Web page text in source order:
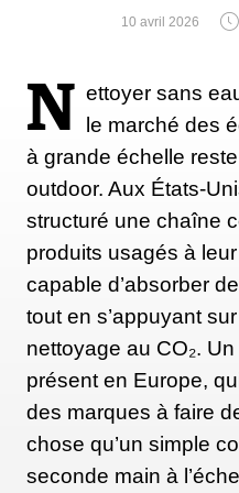
Volume du chaussant :
Poids :1 380 grammes
Tailles :22/22.5 - 27/
Compatibilité :MNC
Catégorie :hybride
Idéales pour :les
occasionnellement les
Prix :645€
10 avril 2026
N ettoyer sans
le marché des
à grande échelle
outdoor. Aux États-
structuré une chaîne
produits usagés à
capable d’absorber
tout en s’appuyant
nettoyage au CO₂.
présent en Europe,
des marques à faire
chose qu’un simple
seconde main à